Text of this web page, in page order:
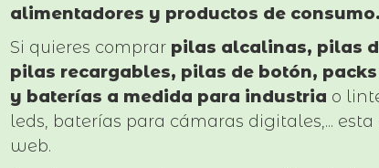
alimentadores y productos de consumo.
Si quieres comprar pilas alcalinas, pilas
pilas recargables, pilas de botón,
y baterías a medida para industria o
leds, baterías para cámaras digitales,... esta
web.